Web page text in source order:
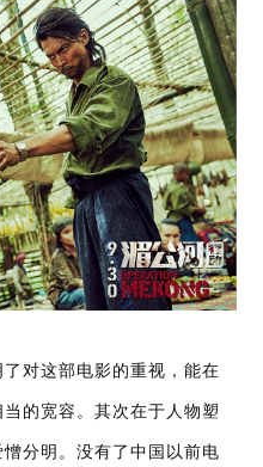
对这部电影的重视，能在
的宽容。其次在于人物塑
分明。没有了中国以前电